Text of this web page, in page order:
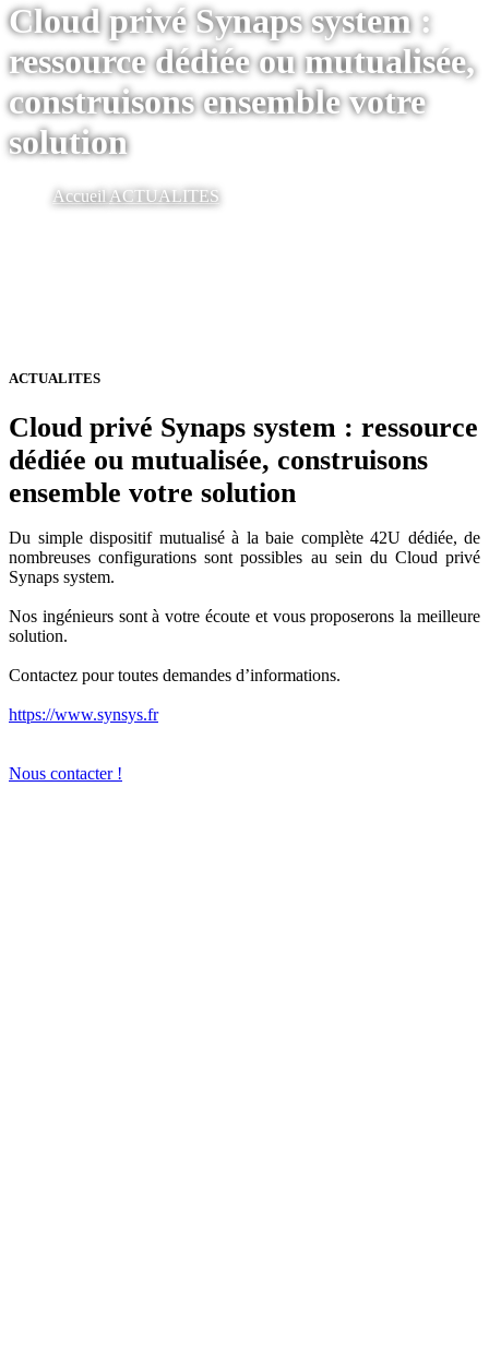
Cloud privé Synaps system :
ressource dédiée ou mutualisée,
construisons ensemble votre
solution
AccueilACTUALITES
ACTUALITES
Cloud privé Synaps system : ressource
dédiée ou mutualisée, construisons
ensemble votre solution
Du simple dispositif mutualisé à la baie complète 42U dédiée, de
nombreuses configurations sont possibles au sein du Cloud privé
Synaps system.
Nos ingénieurs sont à votre écoute et vous proposerons la meilleure
solution.
Contactez pour toutes demandes d’informations.
https://www.synsys.fr
Nous contacter !